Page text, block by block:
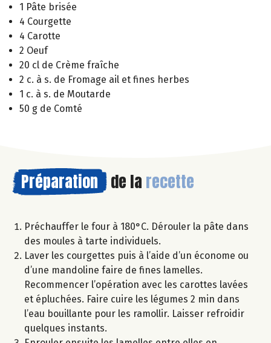
1 Pâte brisée
4 Courgette
4 Carotte
2 Oeuf
20 cl de Crème fraîche
2 c. à s. de Fromage ail et fines herbes
1 c. à s. de Moutarde
50 g de Comté
Préparation de la recette
Préchauffer le four à 180°C. Dérouler la pâte dans
des moules à tarte individuels.
Laver les courgettes puis à l’aide d’un économe ou
d’une mandoline faire de fines lamelles.
Recommencer l’opération avec les carottes lavées
et épluchées. Faire cuire les légumes 2 min dans
l’eau bouillante pour les ramollir. Laisser refroidir
quelques instants.